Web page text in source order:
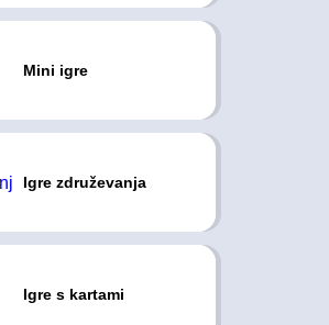
Mini igre
Igre združevanja
Igre s kartami